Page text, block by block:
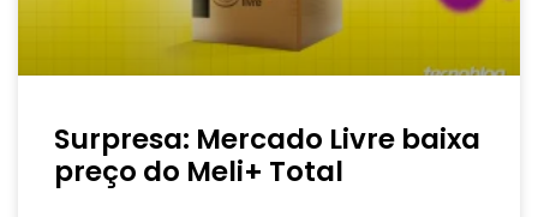
Surpresa: Mercado Livre baixa
preço do Meli+ Total